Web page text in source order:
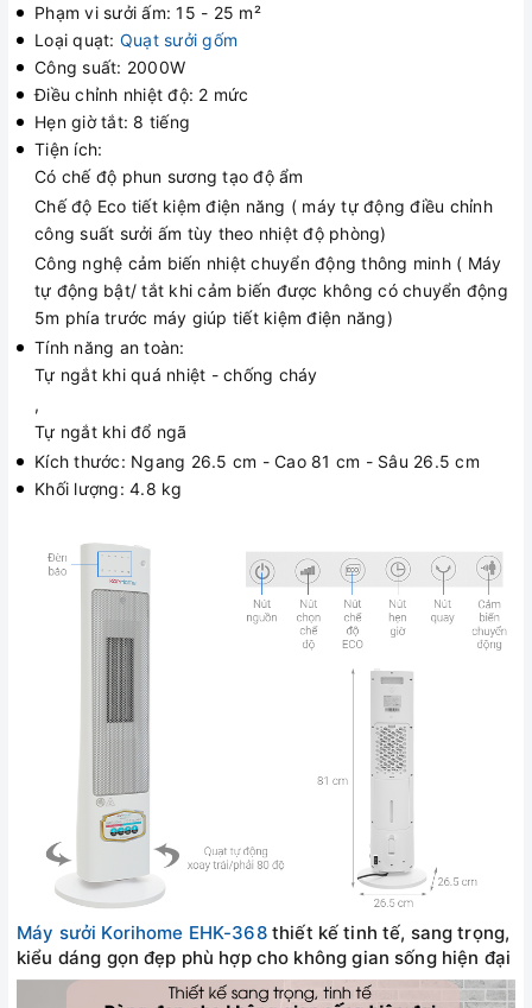
Phạm vi sưởi ấm: 15 - 25 m²
Loại quạt: Quạt sưởi gốm
Công suất: 2000W
Điều chỉnh nhiệt độ: 2 mức
Hẹn giờ tắt: 8 tiếng
Tiện ích:
Có chế độ phun sương tạo độ ẩm
Chế độ Eco tiết kiệm điện năng ( máy tự động điều chỉnh
công suất sưởi ấm tùy theo nhiệt độ phòng)
Công nghệ cảm biến nhiệt chuyển động thông minh ( Máy
tự động bật/ tắt khi cảm biến được không có chuyển động
5m phía trước máy giúp tiết kiệm điện năng)
Tính năng an toàn:
Tự ngắt khi quá nhiệt - chống cháy
,
Tự ngắt khi đổ ngã
Kích thước: Ngang 26.5 cm - Cao 81 cm - Sâu 26.5 cm
Khối lượng: 4.8 kg
Máy sưởi Korihome EHK-368thiết kế tinh tế, sang trọng,
kiểu dáng gọn đẹp phù hợp cho không gian sống hiện đại